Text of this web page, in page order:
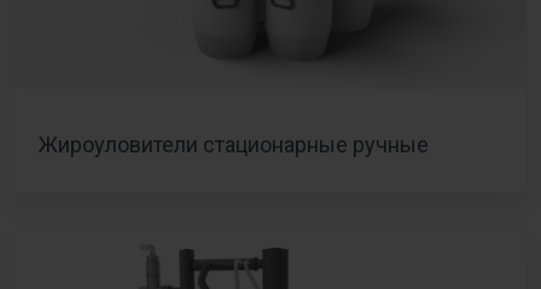
Жироуловители стационарные ручные